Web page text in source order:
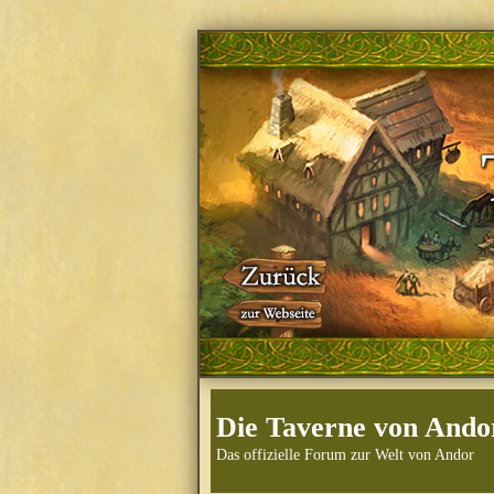
Die Taverne von
Das offizielle Forum zur Welt von Andor